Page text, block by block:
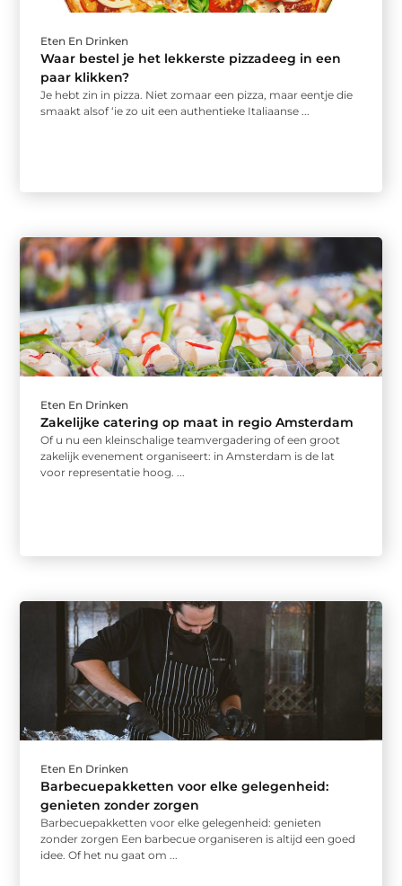
Eten En Drinken
Waar bestel je het lekkerste pizzadeeg in een
paar klikken?
Je hebt zin in pizza. Niet zomaar een pizza, maar eentje die
smaakt alsof ‘ie zo uit een authentieke Italiaanse ...
Eten En Drinken
Zakelijke catering op maat in regio Amsterdam
Of u nu een kleinschalige teamvergadering of een groot
zakelijk evenement organiseert: in Amsterdam is de lat
voor representatie hoog. ...
Eten En Drinken
Barbecuepakketten voor elke gelegenheid:
genieten zonder zorgen
Barbecuepakketten voor elke gelegenheid: genieten
zonder zorgen Een barbecue organiseren is altijd een goed
idee. Of het nu gaat om ...